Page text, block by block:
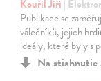
Kouřil Jiří |
Publikace se
válečníků, jejich
ideály, které byly s
Na stiahnutie